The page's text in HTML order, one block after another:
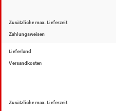
Zusätzliche max. Lieferzeit
Zahlungsweisen
Lieferland
Versandkosten
Zusätzliche max. Lieferzeit